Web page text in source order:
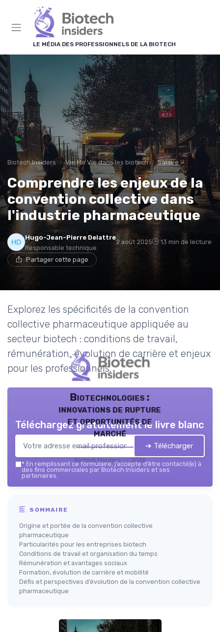
LE MÉDIA DES PROFESSIONNELS DE LA BIOTECH
Biotech Insiders Vie Ma Vie dans les biotech Salaire
Comprendre les enjeux de la
convention collective dans
l'industrie pharmaceutique
Hugo-Jean-Pierre Delattre
Responsable technique
2 août 2025 13 min de lecture
Partager cette page
Explorez les spécificités de la convention
collective pharmaceutique appliquée au
secteur biotech : conditions de travail,
rémunération, évolution de carrière et enjeux
pour les professionnels.
Biotechnologies :
innovations de rupture
et opportunités de
marché
Biotech Insiders — 2026
Téléchargez gratuitement le livre blanc
➔ Télécharger
* En remplissant ce formulaire, j’accepte d’être contacté(e) à
des fins commerciales par Biotech Insiders et ses
partenaires.
SOMMAIRE
Origine et portée de la convention collective
pharmaceutique
Particularités pour les entreprises biotech
Conditions de travail et organisation du temps
Rémunération et avantages sociaux
Formation, évolution de carrière et mobilité
Défis et perspectives d’évolution de la convention collective
pharmaceutique
Panneau de gestion des cookies